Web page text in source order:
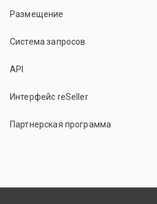
Размещение
Система запросов
API
Интерфейс reSeller
Партнерская программа